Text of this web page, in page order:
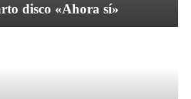
disco «Ahora sí»